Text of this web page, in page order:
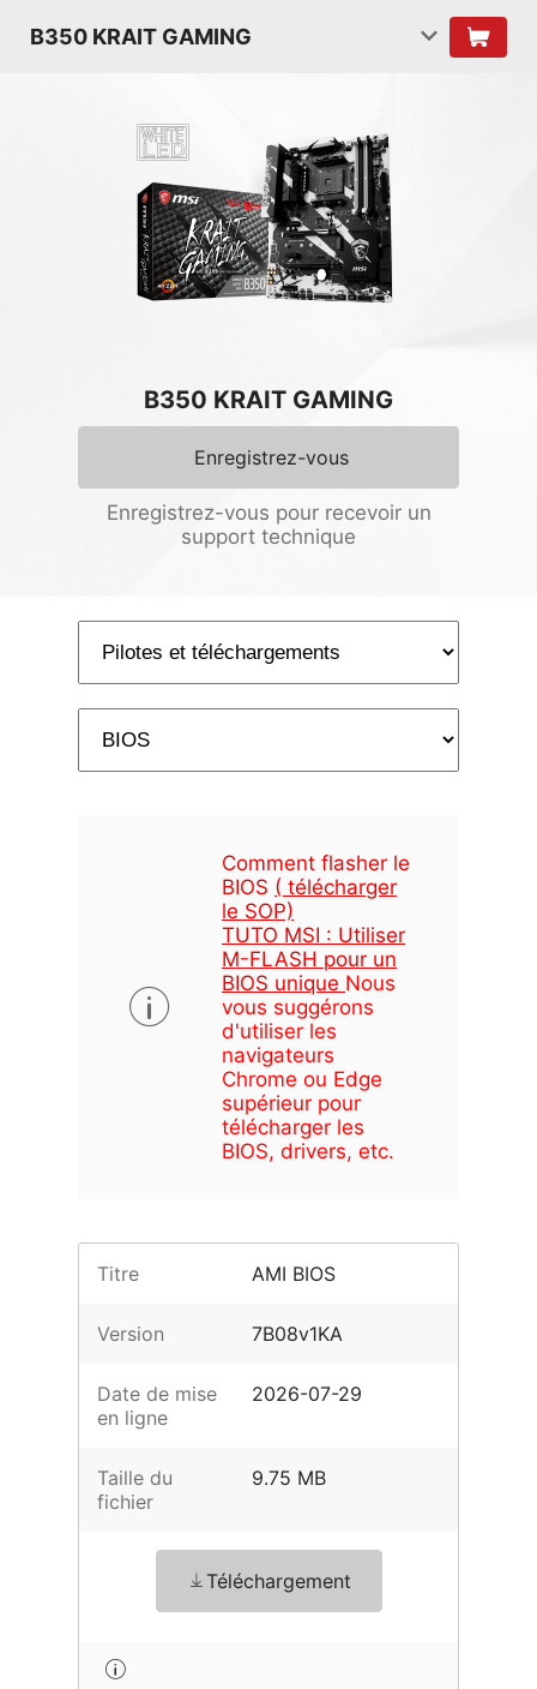
B350 KRAIT GAMING
B350 KRAIT GAMING
Enregistrez-vous
Enregistrez-vous pour recevoir un
support technique
Comment flasher le
BIOS ( télécharger
le SOP)
TUTO MSI : Utiliser
M-FLASH pour un
BIOS unique Nous
vous suggérons
d'utiliser les
navigateurs
Chrome ou Edge
supérieur pour
télécharger les
BIOS, drivers, etc.
Titre AMI BIOS
Version 7B08v1KA
Date de mise
en ligne
2026-07-29
Taille du
fichier
9.75 MB
Téléchargement